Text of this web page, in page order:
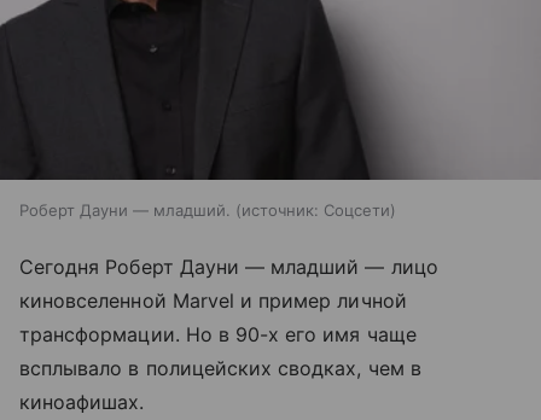
Роберт Дауни — младший. источник: Соцсети
Сегодня Роберт Дауни — младший — лицо
киновселенной Marvel и пример личной
трансформации. Но в 90-х его имя чаще
всплывало в полицейских сводках, чем в
киноафишах.